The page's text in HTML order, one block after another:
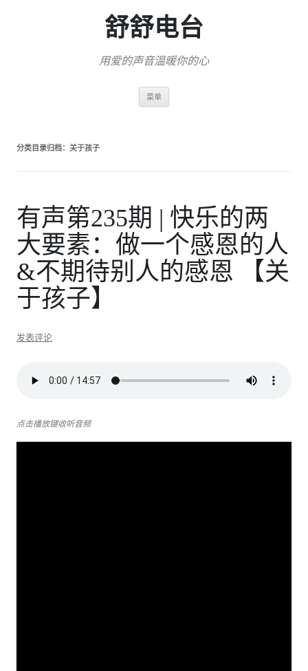
舒舒电台
用爱的声音温暖你的心
菜单
分类目录归档： 关于孩子
有声第235期 | 快乐的两
大要素：做一个感恩的人
&不期待别人的感恩 【关
于孩子】
发表评论
点击播放键收听音频